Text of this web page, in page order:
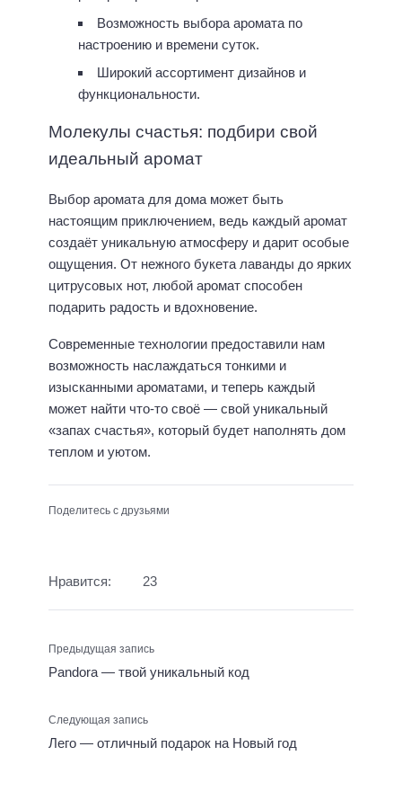
Возможность выбора аромата по
настроению и времени суток.
Широкий ассортимент дизайнов и
функциональности.
Молекулы счастья: подбири свой
идеальный аромат
Выбор аромата для дома может быть
настоящим приключением, ведь каждый аромат
создаёт уникальную атмосферу и дарит особые
ощущения. От нежного букета лаванды до ярких
цитрусовых нот, любой аромат способен
подарить радость и вдохновение.
Современные технологии предоставили нам
возможность наслаждаться тонкими и
изысканными ароматами, и теперь каждый
может найти что-то своё — свой уникальный
«запах счастья», который будет наполнять дом
теплом и уютом.
Поделитесь с друзьями
Нравится: 23
Предыдущая запись
Pandora — твой уникальный код
Следующая запись
Лего — отличный подарок на Новый год